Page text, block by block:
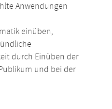
Anwendungen
einüben,
durch Einüben der
und bei der